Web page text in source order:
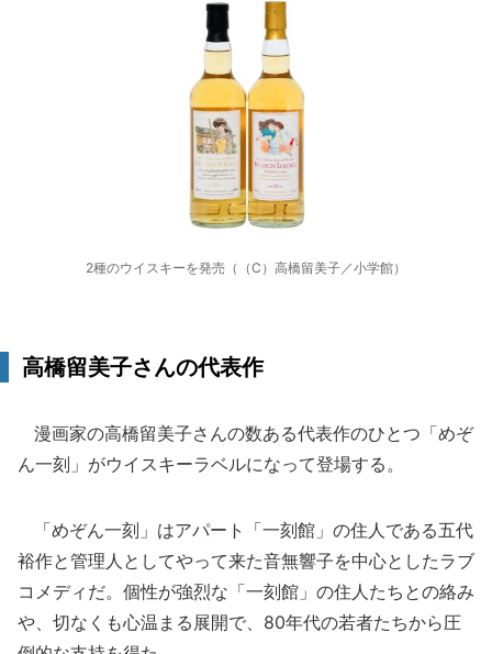
2種のウイスキーを発売（（C）高橋留美子／小学館）
高橋留美子さんの代表作
漫画家の高橋留美子さんの数ある代表作のひとつ「めぞ
ん一刻」がウイスキーラベルになって登場する。
「めぞん一刻」はアパート「一刻館」の住人である五代
裕作と管理人としてやって来た音無響子を中心としたラブ
コメディだ。個性が強烈な「一刻館」の住人たちとの絡み
や、切なくも心温まる展開で、80年代の若者たちから圧